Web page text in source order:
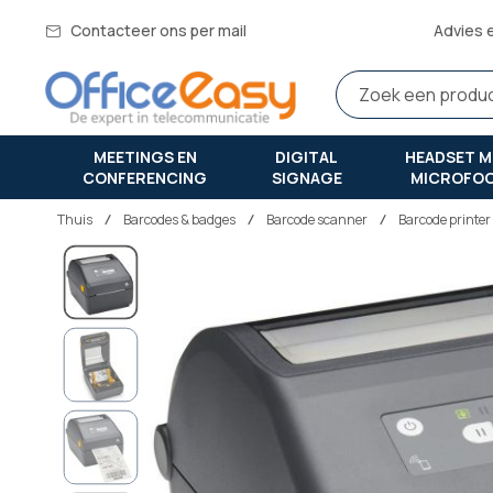
Contacteer ons per mail Advies
MEETINGS EN
CONFERENCING
DIGITAL
SIGNAGE
HEADSET
Thuis barcodes & badges Barcode scanner Barcode printer
Ga
naar
het
einde
van
afbeeldingen-
gallerij